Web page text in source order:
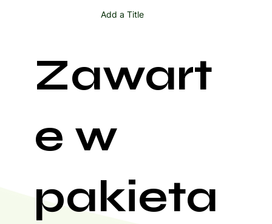
Add a Title
Zawart
e w
pakieta